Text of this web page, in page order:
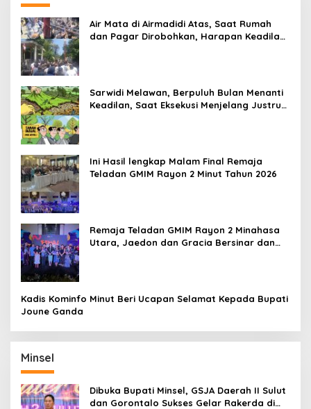
Air Mata di Airmadidi Atas, Saat Rumah
dan Pagar Dirobohkan, Harapan Keadilan
Sarwidi Melawan, Berpuluh Bulan Menanti
Keadilan, Saat Eksekusi Menjelang Justru
Ini Hasil lengkap Malam Final Remaja
Teladan GMIM Rayon 2 Minut Tahun 2026
Remaja Teladan GMIM Rayon 2 Minahasa
Utara, Jaedon dan Gracia Bersinar dan
Kadis Kominfo Minut Beri Ucapan Selamat Kepada Bupati
Joune Ganda
Minsel
Dibuka Bupati Minsel, GSJA Daerah II Sulut
dan Gorontalo Sukses Gelar Rakerda di